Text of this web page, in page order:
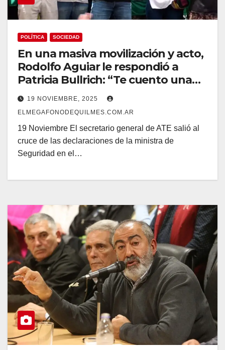
POLÍTICA SOCIEDAD
En una masiva movilización y acto,
Rodolfo Aguiar le respondió a
Patricia Bullrich: “Te cuento una
historia que quizás no conozcas”.
19 NOVIEMBRE, 2025
ELMEGAFONODEQUILMES.COM.AR
19 Noviembre El secretario general de ATE salió al
cruce de las declaraciones de la ministra de
Seguridad en el…